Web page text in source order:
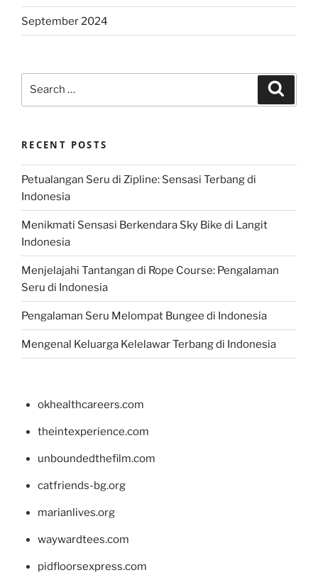
September 2024
RECENT POSTS
Petualangan Seru di Zipline: Sensasi Terbang di
Indonesia
Menikmati Sensasi Berkendara Sky Bike di Langit
Indonesia
Menjelajahi Tantangan di Rope Course: Pengalaman
Seru di Indonesia
Pengalaman Seru Melompat Bungee di Indonesia
Mengenal Keluarga Kelelawar Terbang di Indonesia
okhealthcareers.com
theintexperience.com
unboundedthefilm.com
catfriends-bg.org
marianlives.org
waywardtees.com
pidfloorsexpress.com